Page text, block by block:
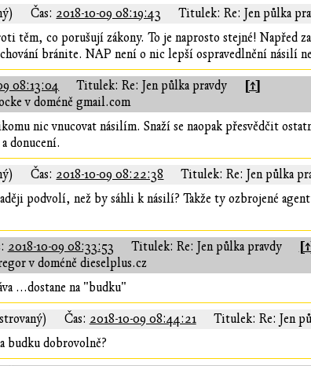
Čas: 2018-10-09 08:19:43 Titulek: Re: Jen půlka
těm, co porušují zákony. To je naprosto stejné! Napřed
bránite. NAP není o nic lepší ospravedlnění násilí
08:13:04 Titulek: Re: Jen půlka pravdy [↑]
v doméně gmail.com
nic vnucovat násilím. Snaží se naopak přesvědčit
donucení.
Čas: 2018-10-09 08:22:38 Titulek: Re: Jen půlka
podvolí, než by sáhli k násilí? Takže ty ozbrojené
2018-10-09 08:33:53 Titulek: Re: Jen půlka pravdy
v doméně dieselplus.cz
...dostane na "budku"
Čas: 2018-10-09 08:44:21 Titulek: Re: Jen
budku dobrovolně?